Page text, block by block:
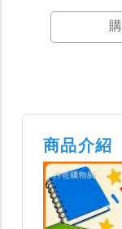
商品介紹